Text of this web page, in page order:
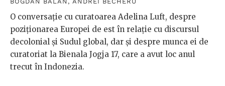
O conversație cu curatoarea Adelina Luft, despre
poziționarea Europei de est în relație cu discursul
decolonial și Sudul global, dar și despre munca ei de
curatoriat la Bienala Jogja 17, care a avut loc anul
trecut în Indonezia.